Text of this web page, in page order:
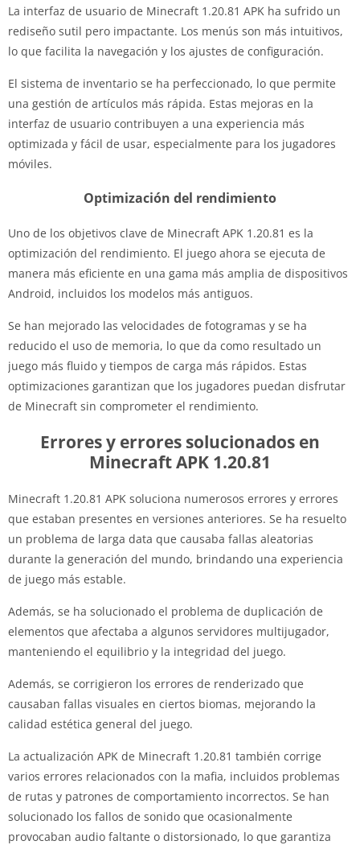
La interfaz de usuario de Minecraft 1.20.81 APK ha sufrido un
rediseño sutil pero impactante. Los menús son más intuitivos,
lo que facilita la navegación y los ajustes de configuración.
El sistema de inventario se ha perfeccionado, lo que permite
una gestión de artículos más rápida. Estas mejoras en la
interfaz de usuario contribuyen a una experiencia más
optimizada y fácil de usar, especialmente para los jugadores
móviles.
Optimización del rendimiento
Uno de los objetivos clave de Minecraft APK 1.20.81 es la
optimización del rendimiento. El juego ahora se ejecuta de
manera más eficiente en una gama más amplia de dispositivos
Android, incluidos los modelos más antiguos.
Se han mejorado las velocidades de fotogramas y se ha
reducido el uso de memoria, lo que da como resultado un
juego más fluido y tiempos de carga más rápidos. Estas
optimizaciones garantizan que los jugadores puedan disfrutar
de Minecraft sin comprometer el rendimiento.
Errores y errores solucionados en
Minecraft APK 1.20.81
Minecraft 1.20.81 APK soluciona numerosos errores y errores
que estaban presentes en versiones anteriores. Se ha resuelto
un problema de larga data que causaba fallas aleatorias
durante la generación del mundo, brindando una experiencia
de juego más estable.
Además, se ha solucionado el problema de duplicación de
elementos que afectaba a algunos servidores multijugador,
manteniendo el equilibrio y la integridad del juego.
Además, se corrigieron los errores de renderizado que
causaban fallas visuales en ciertos biomas, mejorando la
calidad estética general del juego.
La actualización APK de Minecraft 1.20.81 también corrige
varios errores relacionados con la mafia, incluidos problemas
de rutas y patrones de comportamiento incorrectos. Se han
solucionado los fallos de sonido que ocasionalmente
provocaban audio faltante o distorsionado, lo que garantiza